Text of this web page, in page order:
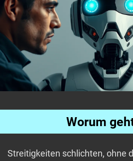
Worum
Streitigkeiten schlichten, ohne